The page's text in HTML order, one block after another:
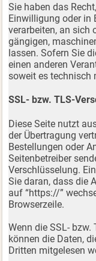
Sie haben das
Einwilligung oder in
verarbeiten, an sich
gängigen,
lassen. Sofern Sie
einen anderen
soweit es technisch
SSL- bzw. TLS-
Diese Seite nutzt
der Übertragung
Bestellungen oder
Seitenbetreiber
Verschlüsselung.
Sie daran, dass die
auf “https://”
Browserzeile.
Wenn die SSL-
können die Daten,
Dritten mitgelesen